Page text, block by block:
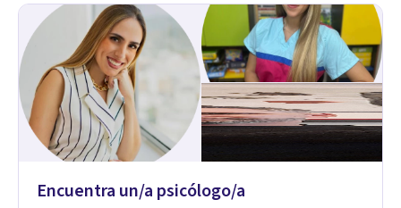
comprendidos y apoyados para recuperar la tranquilidad en
casa. Me especializo en guiar a familias a través de
herramientas prácticas y dinámicas adaptadas a la edad de
cada menor, dejando de lado las etiquetas y los tecnicismos.
Mi forma de trabajar se centra en entender las emociones
que hay detrás del comportamiento, ayudándoles a
desarrollar la confianza necesaria para superar sus retos y
fortaleciendo la comunicación entre ustedes. Acompaño a
niños y adolescentes que están lidiando con la ansiedad, la
padres que buscan orientación y pautas claras para educar
Encuentra un/a psicólogo/a